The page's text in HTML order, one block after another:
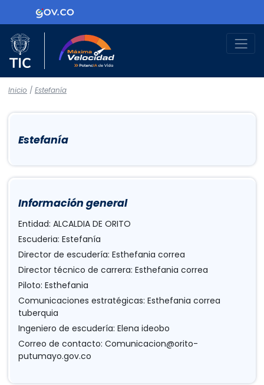
Logo Gobierno de Colombia
Logo del Ministerio TIC
Inicio / Estefanía
Estefanía
Información general
Entidad: ALCALDIA DE ORITO
Escuderia: Estefanía
Director de escudería: Esthefania correa
Director técnico de carrera: Esthefania correa
Piloto: Esthefania
Comunicaciones estratégicas: Esthefania correa
tuberquia
Ingeniero de escudería: Elena ideobo
Correo de contacto: Comunicacion@orito-
putumayo.gov.co